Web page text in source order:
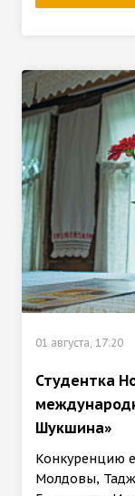
01 августа, 17:20
Студентка
Шукшина»
Конкуренцию
Молдовы,